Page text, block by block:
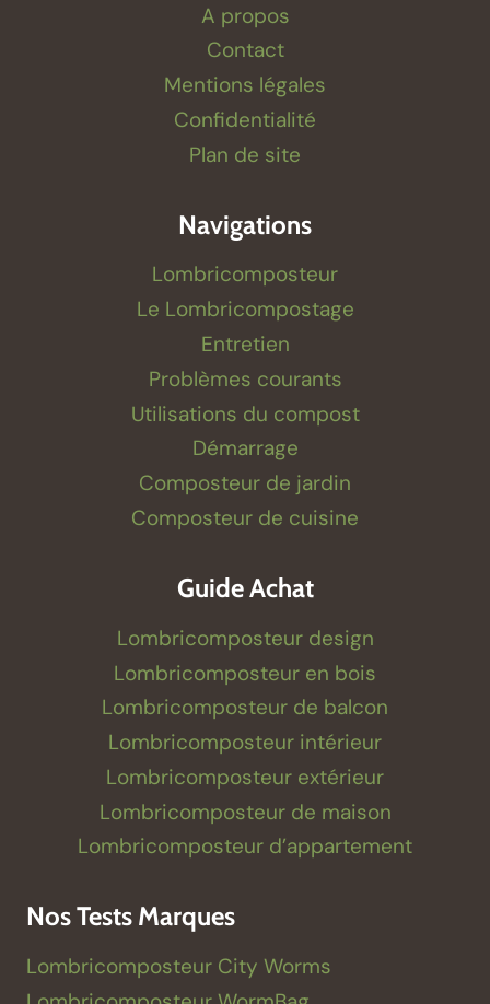
A propos
Contact
Mentions légales
Confidentialité
Plan de site
Navigations
Lombricomposteur
Le Lombricompostage
Entretien
Problèmes courants
Utilisations du compost
Démarrage
Composteur de jardin
Composteur de cuisine
Guide Achat
Lombricomposteur design
Lombricomposteur en bois
Lombricomposteur de balcon
Lombricomposteur intérieur
Lombricomposteur extérieur
Lombricomposteur de maison
Lombricomposteur d’appartement
Nos Tests Marques
Lombricomposteur City Worms